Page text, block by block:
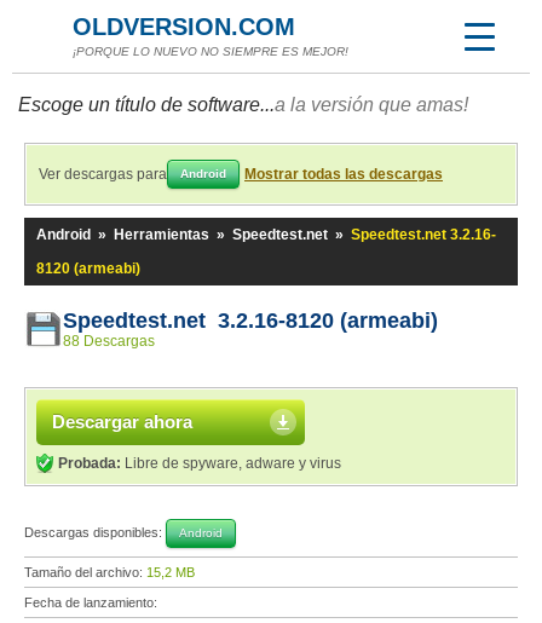
OLDVERSION.COM
¡PORQUE LO NUEVO NO SIEMPRE ES MEJOR!
Escoge un título de software...a la versión que amas!
Ver descargas para Android Mostrar todas las descargas
Android » Herramientas » Speedtest.net » Speedtest.net 3.2.16-
8120 (armeabi)
Speedtest.net 3.2.16-8120 (armeabi)
88 Descargas
Descargar ahora
Probada: Libre de spyware, adware y virus
Descargas disponibles: Android
Tamaño del archivo: 15,2 MB
Fecha de lanzamiento: